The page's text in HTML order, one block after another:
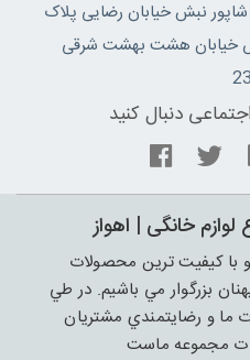
نبش خیابان رضایی پلاک
خیابان هشت بهشت شرقی
دنبال کنید
خانگی | اهواز
و با کيفيت ترين محصولات
بزرگوار مي باشيم. در طي
ما و رضايتمندي مشتريان
مجموعه ماست